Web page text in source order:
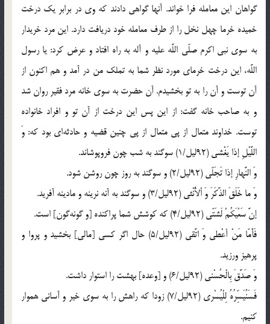
گواهان اين معامله فرا خواند. آنها گواهى دادند كه وى در برابر يك درخت
خميده خرما چهل نخل را از طرف معامله خود دريافت دارد. اين مرد خريدار
به سوى نبى اكرم صلّى اللَّه عليه و آله به راه افتاد و عرض كرد: يا رسول
اللَّه، اين درخت خرماى مورد نظر شما به تملك من در آمد و هم اكنون از
آن توست و آن را به تو بخشيدم. آن حضرت به سوى خانه مرد فقير روان شد
و به صاحب خانه گفت: از اين پس اين درخت از آن تو و افراد خانواده
توست. خداوند متعال از پى متعال از پى چنين قضيه و حادثه‌اى بود كه: وَ
اللَّيْلِ إذا يَغْشى (92ليل/1) سوگند به شب چون فروپوشاند.
وَ النَّهارِ إذا تَجَلّى (92ليل/2) و سوگند به روز چون روشن شود.
وَ ما خَلَقَ الذَّكَرَ وَ اْلأُنْثى (92ليل/3) و سوگند به آنه نرينه و مادينه آفريد.
إنَّ سَعْيَكُمْ لَشَتّى (92ليل/4) كه كوشش شما پراكنده [و گونه‌گون] است.
فَأَمّا مَنْ أعْطى وَ اتَّقى (92ليل/5) حال اگر كسى [مالى] بخشيد و پروا و
پرهيز ورزيد.
وَ صَدَّقَ بِالْحُسْنى (92ليل/6) و [وعده] بهشت را استوار داشت.
فَسَنُيَسِّرُهُ لِلْيُسْرى (92ليل/7) زودا كه راهش را به سوى خير و آسانى هموار
كنيم.